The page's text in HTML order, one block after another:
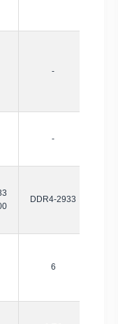
-
-
DDR4-2933
6